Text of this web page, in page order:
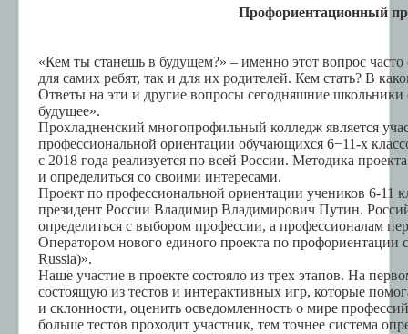
Профориентационный
«Кем ты станешь в будущем?» – именно этот вопрос часто
для самих ребят, так и для их родителей. Кем стать? В
Ответы на эти и другие вопросы сегодняшние школьники
будущее».
Прохладненский многопрофильный колледж является
профессиональной ориентации обучающихся 6−11-х
с 2018 года реализуется по всей России. Методика
и определиться со своими интересами.
Проект по профессиональной ориентации учеников 6-11
президент России Владимир Владимирович Путин.
определиться с выбором профессии, а профессионалам
Оператором нового единого проекта по
Russia)».
Наше участие в проекте состояло из трех этапов. На
состоящую из тестов и интерактивных игр, которые
и склонности, оценить осведомленность о мире
больше тестов проходит участник, тем точнее система